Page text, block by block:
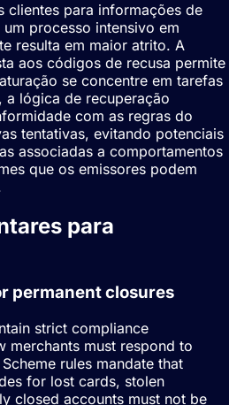
clientes para informações de
processo intensivo em
resulta em maior atrito. A
aos códigos de recusa permite
se concentre em tarefas
a lógica de recuperação
com as regras do
tentativas, evitando potenciais
associadas a comportamentos
que os emissores podem
para
permanent closures
strict compliance
merchants must respond to
rules mandate that
for lost cards, stolen
closed accounts must not be